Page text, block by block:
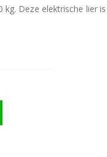
Deze elektrische lier